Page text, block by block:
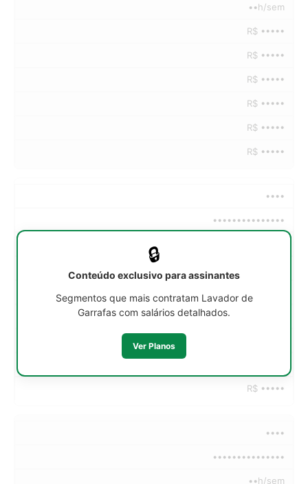
••h/sem
R$ •••••
R$ •••••
R$ •••••
R$ •••••
R$ •••••
R$ •••••
••••
•••••••••••••••
R$ •••••
••••
•••••••••••••••
••h/sem
🔒
Conteúdo exclusivo para assinantes
Segmentos que mais contratam Lavador de
Garrafas com salários detalhados.
Ver Planos